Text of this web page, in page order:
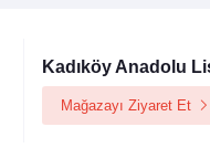
Mağazayı Ziyaret Et